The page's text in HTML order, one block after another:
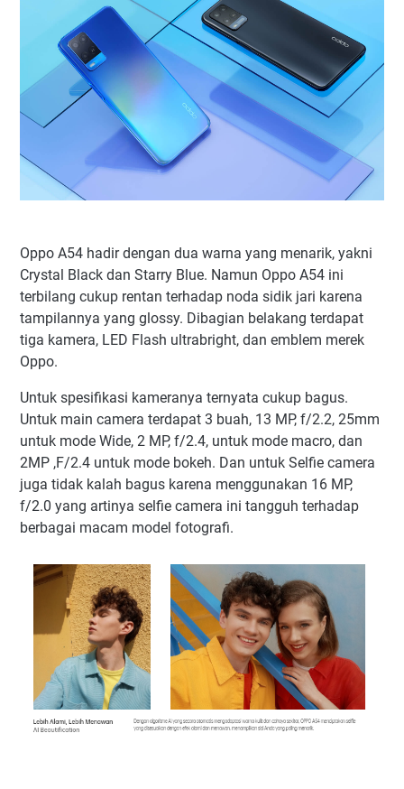
Oppo A54 hadir dengan dua warna yang menarik, yakni
Crystal Black dan Starry Blue. Namun Oppo A54 ini
terbilang cukup rentan terhadap noda sidik jari karena
tampilannya yang glossy. Dibagian belakang terdapat
tiga kamera, LED Flash ultrabright, dan emblem merek
Oppo.
Untuk spesifikasi kameranya ternyata cukup bagus.
Untuk main camera terdapat 3 buah, 13 MP, f/2.2, 25mm
untuk mode Wide, 2 MP, f/2.4, untuk mode macro, dan
2MP ,F/2.4 untuk mode bokeh. Dan untuk Selfie camera
juga tidak kalah bagus karena menggunakan 16 MP,
f/2.0 yang artinya selfie camera ini tangguh terhadap
berbagai macam model fotografi.